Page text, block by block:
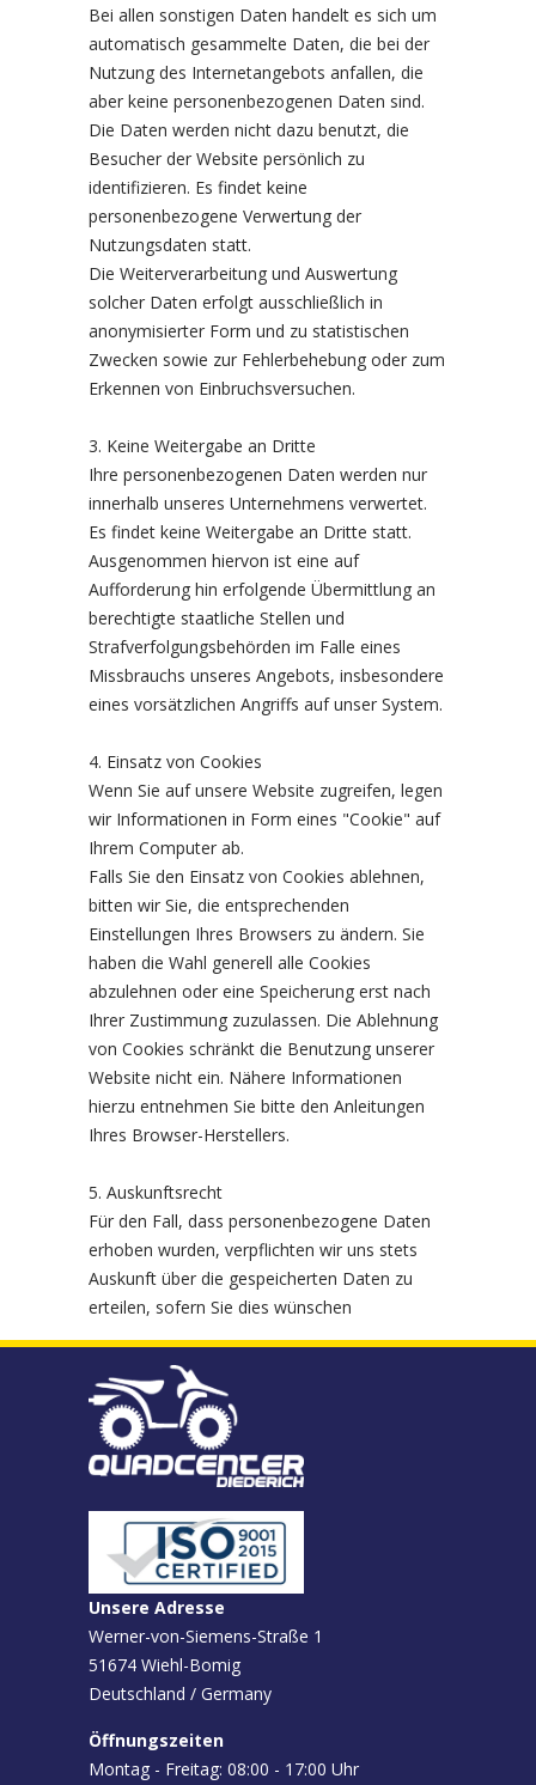
Bei allen sonstigen Daten handelt es sich um
automatisch gesammelte Daten, die bei der
Nutzung des Internetangebots anfallen, die
aber keine personenbezogenen Daten sind.
Die Daten werden nicht dazu benutzt, die
Besucher der Website persönlich zu
identifizieren. Es findet keine
personenbezogene Verwertung der
Nutzungsdaten statt.
Die Weiterverarbeitung und Auswertung
solcher Daten erfolgt ausschließlich in
anonymisierter Form und zu statistischen
Zwecken sowie zur Fehlerbehebung oder zum
Erkennen von Einbruchsversuchen.
3. Keine Weitergabe an Dritte
Ihre personenbezogenen Daten werden nur
innerhalb unseres Unternehmens verwertet.
Es findet keine Weitergabe an Dritte statt.
Ausgenommen hiervon ist eine auf
Aufforderung hin erfolgende Übermittlung an
berechtigte staatliche Stellen und
Strafverfolgungsbehörden im Falle eines
Missbrauchs unseres Angebots, insbesondere
eines vorsätzlichen Angriffs auf unser System.
4. Einsatz von Cookies
Wenn Sie auf unsere Website zugreifen, legen
wir Informationen in Form eines "Cookie" auf
Ihrem Computer ab.
Falls Sie den Einsatz von Cookies ablehnen,
bitten wir Sie, die entsprechenden
Einstellungen Ihres Browsers zu ändern. Sie
haben die Wahl generell alle Cookies
abzulehnen oder eine Speicherung erst nach
Ihrer Zustimmung zuzulassen. Die Ablehnung
von Cookies schränkt die Benutzung unserer
Website nicht ein. Nähere Informationen
hierzu entnehmen Sie bitte den Anleitungen
Ihres Browser-Herstellers.
5. Auskunftsrecht
Für den Fall, dass personenbezogene Daten
erhoben wurden, verpflichten wir uns stets
Auskunft über die gespeicherten Daten zu
erteilen, sofern Sie dies wünschen
Unsere Adresse
Werner-von-Siemens-Straße 1
51674 Wiehl-Bomig
Deutschland / Germany
Öffnungszeiten
Montag - Freitag: 08:00 - 17:00 Uhr